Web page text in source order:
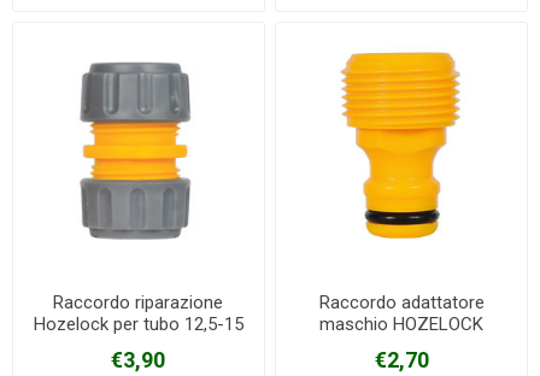
Raccordo riparazione
Hozelock per tubo 12,5-15
€3,90
Raccordo adattatore
maschio HOZELOCK
€2,70